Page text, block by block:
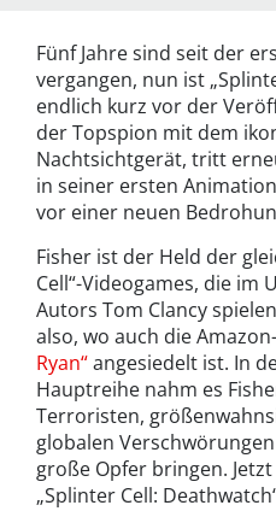
Fünf Jahre sind seit der
vergangen, nun ist
endlich kurz vor der
der Topspion mit dem
Nachtsichtgerät, tritt
in seiner ersten
vor einer neuen
Fisher ist der Held der
Cell“-Videogames, die im
Autors Tom Clancy
also, wo auch die
Ryan“angesiedelt ist. In
Hauptreihe nahm es
Terroristen,
globalen
große Opfer bringen.
„Splinter Cell: